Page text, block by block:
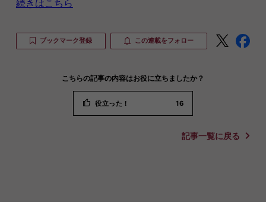
続きはこちら
ブックマーク登録 この連載をフォロー
こちらの記事の内容はお役に立ちましたか？
役立った！ 16
記事一覧に戻る